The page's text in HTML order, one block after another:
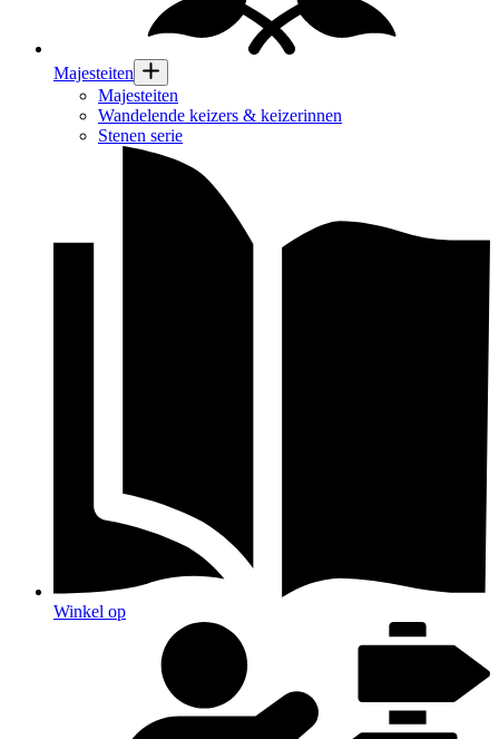
Majesteiten
Majesteiten
Wandelende keizers & keizerinnen
Stenen serie
Winkel op